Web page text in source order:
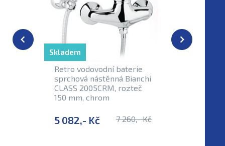
Retro vodovodní baterie
sprchová nástěnná Bianchi
CLASS 2005CRM, rozteč
150 mm, chrom
5 082,- Kč 7 260,- Kč
Skladem Skladem